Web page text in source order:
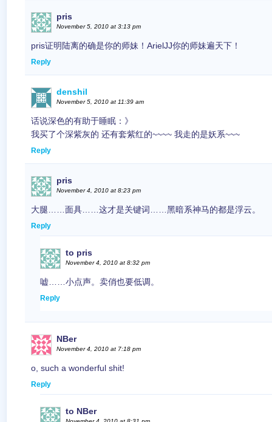
pris
November 5, 2010 at 3:13 pm
pris证明陆离的确是你的师妹！ArielJJ你的师妹遍天下！
Reply
denshil
November 5, 2010 at 11:39 am
话说深色的有助于睡眠：》
我买了个深紫灰的 还有套紫红的~~~~ 我走的是妖系~~~
Reply
pris
November 4, 2010 at 8:23 pm
大腿……面具……这才是关键词……黑暗系神马的都是浮云。
Reply
to pris
November 4, 2010 at 8:32 pm
嘘……小点声。卖俏也要低调。
Reply
NBer
November 4, 2010 at 7:18 pm
o, such a wonderful shit!
Reply
to NBer